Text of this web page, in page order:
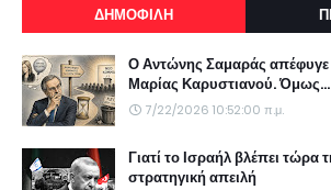
ΔΗΜΟΦΙΛΗ
Ο Αντώνης Σαμαράς απέφυγε
Μαρίας Καρυστιανού. Όμως...
7/22/2026 10:52:00 π.μ.
Γιατί το Ισραήλ βλέπει τώρα
στρατηγική απειλή